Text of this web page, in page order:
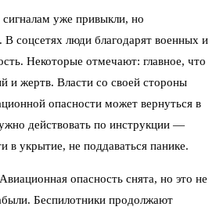
уже привыкли, но
В соцсетях люди благодарят военных и
Некоторые отмечают: главное, что
и жертв. Власти со своей стороны
опасности может вернуться в
действовать по инструкции —
в укрытие, не поддаваться панике.
опасность снята, но это не
Беспилотники продолжают